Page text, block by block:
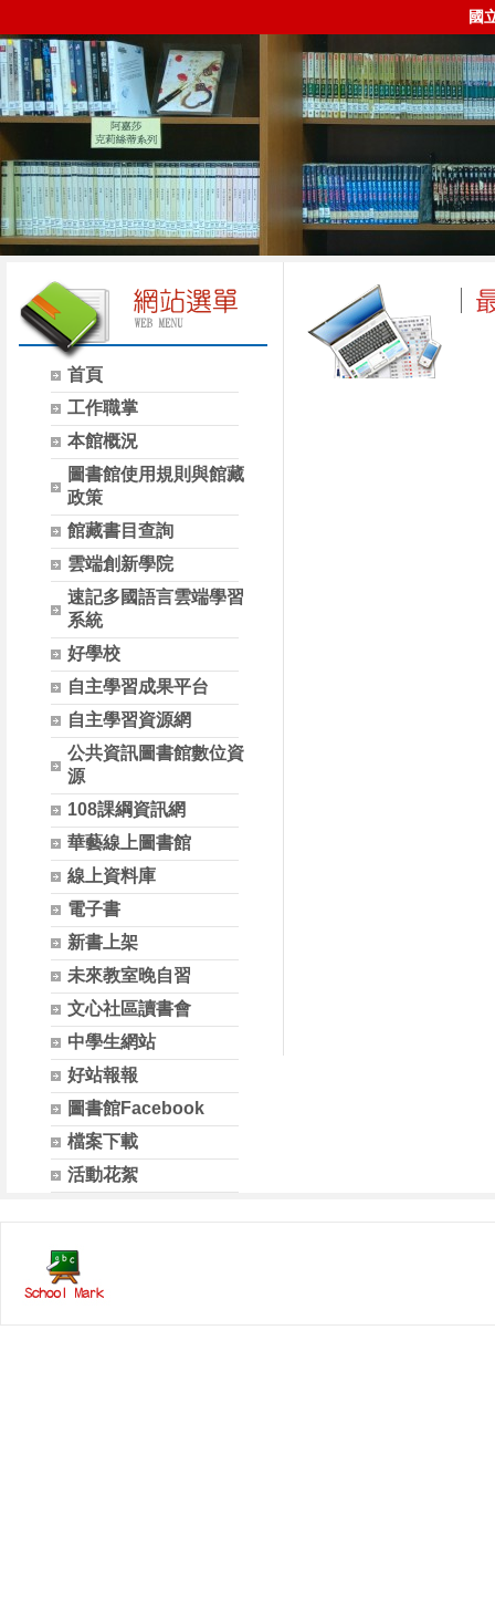
國
首頁
工作職掌
本館概況
圖書館使用規則與館藏
政策
館藏書目查詢
雲端創新學院
速記多國語言雲端學習
系統
好學校
自主學習成果平台
自主學習資源網
公共資訊圖書館數位資
源
108課綱資訊網
華藝線上圖書館
線上資料庫
電子書
新書上架
未來教室晚自習
文心社區讀書會
中學生網站
好站報報
圖書館Facebook
檔案下載
活動花絮